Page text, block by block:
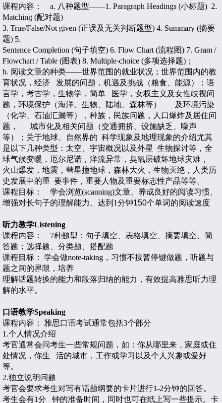
课程内容： a. 八种题型——1. Paragraph Headings (小标题) 2.
Matching (配对题)
3. True/False/Not given (正误及无关判断题型) 4. Summary (摘要
题) 5.
Sentence Completion (句子填空) 6. Flow Chart (流程图) 7. Gram /
Flowchart / Table (图表) 8. Multiple-choice (多项选择题) ；
b. 阅读文章的种类——世界范围的就业状况；世界范围内的教
育状况，经济
发展的问题，机遇及挑战（粮食、能源）；语
言学，考古学，生物学，简单
医学，女权主义及女性歧视问
题，环境保护（海洋、生物、陆地、森林等）
及环境污染
（化学、石油汇漏等），种族，民族问题，人口爆炸及居住问
题，
城市化及相关问题（交通拥挤、设施缺乏、噪声
等）；关于地球、自然界的 科学现象及地理现象的介绍尤其
是以下几种类型：太空、宇宙概况以及外星 生物探讨等，全
球气候变暖，厄尔尼诺，洋流异常，臭氧层破坏地球灾难，
火山爆发，地震，彗星撞地球，森林大火，生物灭绝，人类历
史发展中的重 要事件，重要人物及重要标志性产品等等。
课程目标： 学会浏览(scanning)文章、养成良好的阅读习惯、
增强对长句子的理解能力、达到1分钟150个单词的阅读速度
听力教学Listening
课程内容： 7种题型：句子填空、表格填空、摘要填空、简
答题；选择题、分类题、搭配题
课程目标： 学会做note-taking ，习惯不按暂停键做题，听题与
题之间的界限，培养
理解话题转换的能力和段落归纳的能力，有效提高雅思听力理
解的水平。
口语教学Speaking
课程内容：
雅思口语考试通常包括3个部分
1.个人情况介绍
考官通常会问考生一些常规问题，如：你从哪里来，家庭或住
处情况，你生
活的城市，工作或学习以及个人兴趣或爱好
等。
2.独立说明问题
考官会要求考生对写有话题纲要的卡片进行1-2分钟的回答。
考生会有1分 钟的准备时间，同时也可在纸上写一些提示。卡